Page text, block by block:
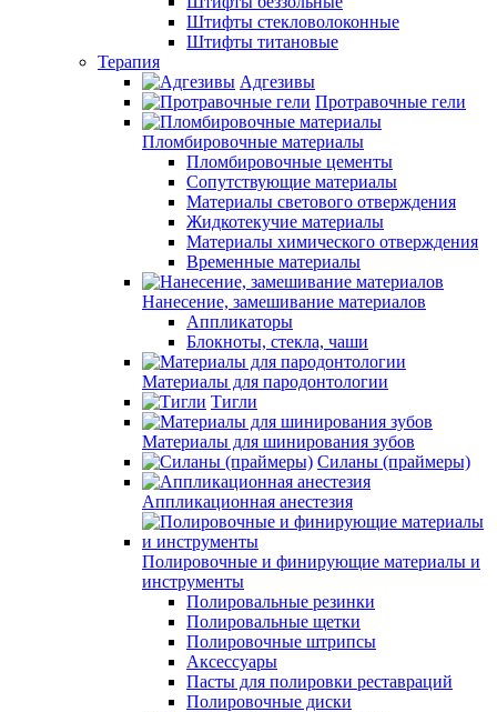
Штифты стекловолоконные
Штифты титановые
Терапия
Адгезивы
Протравочные гели
Пломбировочные материалы
Пломбировочные цементы
Сопутствующие материалы
Материалы светового отверждения
Жидкотекучие материалы
Материалы химического отверждения
Временные материалы
Нанесение, замешивание материалов
Аппликаторы
Блокноты, стекла, чаши
Материалы для пародонтологии
Тигли
Материалы для шинирования зубов
Силаны (праймеры)
Аппликационная анестезия
Полировочные и финирующие материалы и
инструменты
Полировальные резинки
Полировальные щетки
Полировочные штрипсы
Аксессуары
Пасты для полировки реставраций
Полировочные диски